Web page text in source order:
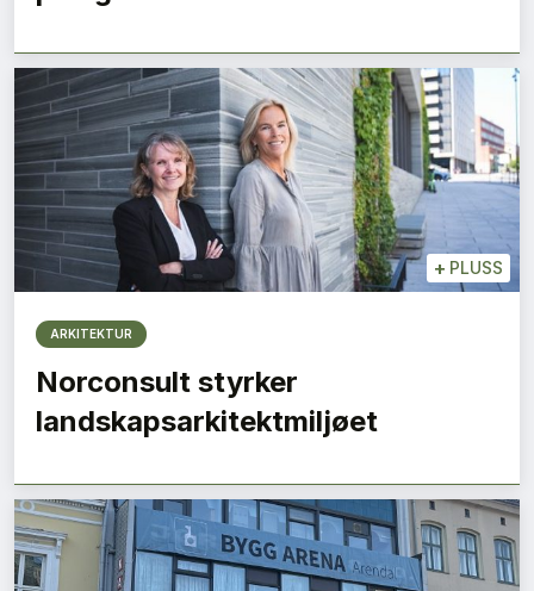
+ PLUSS
ARKITEKTUR
Norconsult styrker
landskapsarkitektmiljøet